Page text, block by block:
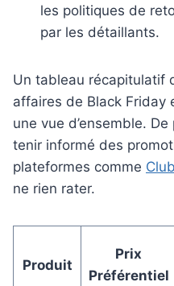
les politiques de
par les détaillants.
Un tableau récapitulatif
affaires de Black Friday
une vue d’ensemble.
tenir informé des
plateformes comme
ne rien rater.
Produit
Prix
Préférentiel